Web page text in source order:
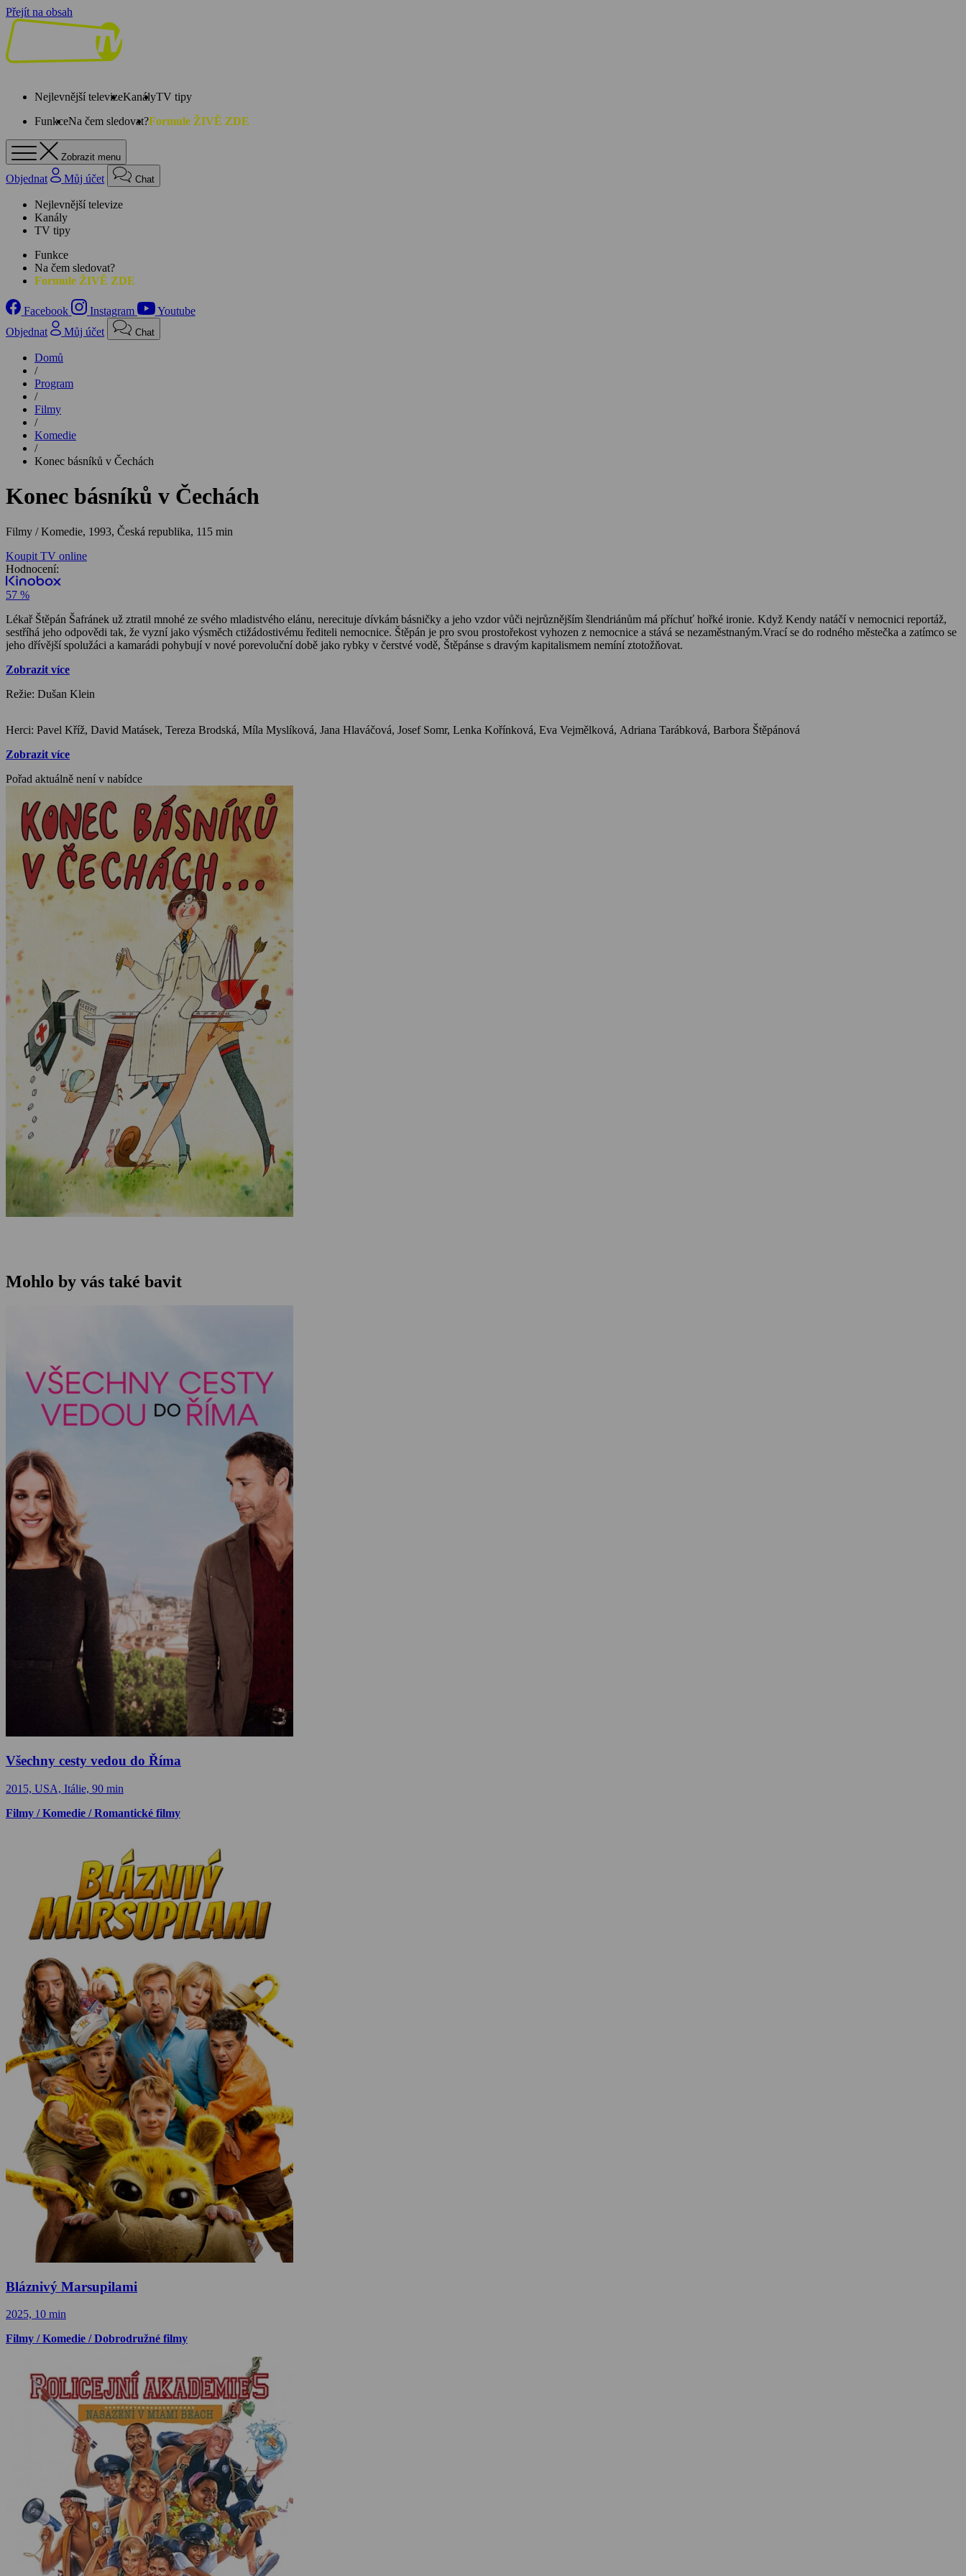
Přejít na obsah
Nejlevnější televizeKanályTV tipy
FunkceNa čem sledovat?Formule ŽIVĚ ZDE
Zobrazit menu
Objednat Můj účet Chat
Nejlevnější televize
Kanály
TV tipy
Funkce
Na čem sledovat?
Formule ŽIVĚ ZDE
Facebook Instagram
Youtube
Objednat
Můj účet Chat
Domů
/
Program
/
Filmy
/
Komedie
/
Konec básníků v Čechách
Konec básníků v Čechách
Filmy / Komedie, 1993, Česká republika, 115 min
Koupit TV online
Hodnocení:
57 %
Lékař Štěpán Šafránek už ztratil mnohé ze svého mladistvého elánu, nerecituje dívkám básničky a jeho vzdor vůči nejrůznějším šlendriánům má příchuť hořké ironie. Když Kendy natáčí v nemocnici reportáž,
sestříhá jeho odpovědi tak, že vyzní jako výsměch ctižádostivému řediteli nemocnice. Štěpán je pro svou prostořekost vyhozen z nemocnice a stává se nezaměstnaným.Vrací se do rodného městečka a zatímco se
jeho dřívější spolužáci a kamarádi pohybují v nové porevoluční době jako rybky v čerstvé vodě, Štěpánse s dravým kapitalismem nemíní ztotožňovat.
Zobrazit více
Režie: Dušan Klein
Herci: Pavel Kříž, David Matásek, Tereza Brodská, Míla Myslíková, Jana Hlaváčová, Josef Somr, Lenka Kořínková, Eva Vejmělková, Adriana Tarábková, Barbora Štěpánová
Zobrazit více
Pořad aktuálně není v nabídce
Mohlo by vás také bavit
Všechny cesty vedou do Říma
2015, USA, Itálie, 90 min
Filmy / Komedie / Romantické filmy
Bláznivý Marsupilami
2025, 10 min
Filmy / Komedie / Dobrodružné filmy